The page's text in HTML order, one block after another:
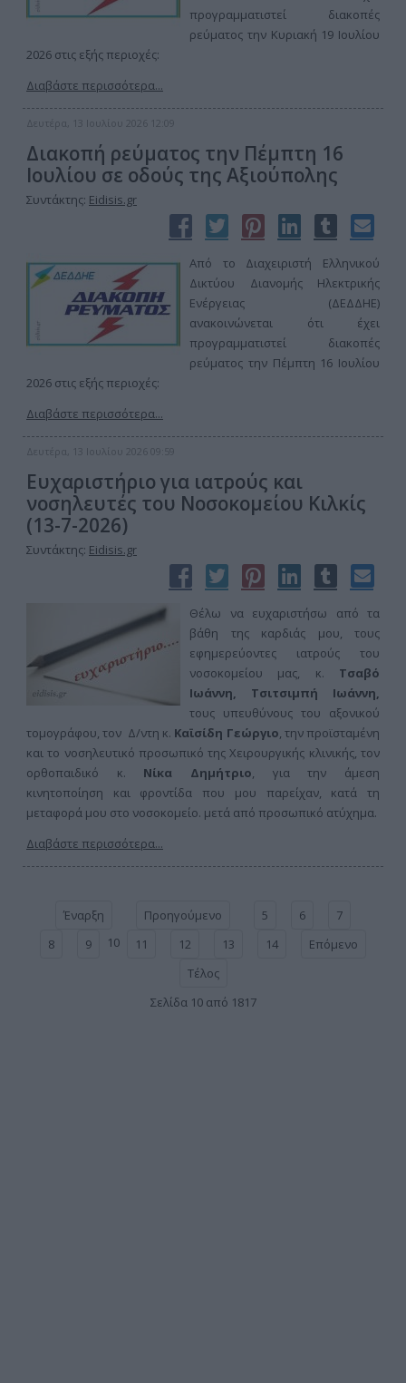
προγραμματιστεί διακοπές
ρεύματος την Κυριακή 19 Ιουλίου
2026 στις εξής περιοχές:
Διαβάστε περισσότερα...
Δευτέρα, 13 Ιουλίου 2026 12:09
Διακοπή ρεύματος την Πέμπτη 16
Ιουλίου σε οδούς της Αξιούπολης
Συντάκτης: Eidisis.gr
Από το Διαχειριστή Ελληνικού
Δικτύου Διανομής Ηλεκτρικής
Ενέργειας (ΔΕΔΔΗΕ)
ανακοινώνεται ότι έχει
προγραμματιστεί διακοπές
ρεύματος την Πέμπτη 16 Ιουλίου
2026 στις εξής περιοχές:
Διαβάστε περισσότερα...
Δευτέρα, 13 Ιουλίου 2026 09:59
Ευχαριστήριο για ιατρούς και
νοσηλευτές του Νοσοκομείου Κιλκίς
(13-7-2026)
Συντάκτης: Eidisis.gr
Θέλω να ευχαριστήσω από τα
βάθη της καρδιάς μου, τους
εφημερεύοντες ιατρούς του
νοσοκομείου μας, κ. Τσαβό
Ιωάννη, Τσιτσιμπή Ιωάννη,
τους υπευθύνους του αξονικού
τομογράφου, τον Δ/ντη κ. Καϊσίδη Γεώργιο, την προϊσταμένη
και το νοσηλευτικό προσωπικό της Χειρουργικής κλινικής, τον
ορθοπαιδικό κ. Νίκα Δημήτριο, για την άμεση
κινητοποίηση και φροντίδα που μου παρείχαν, κατά τη
μεταφορά μου στο νοσοκομείο. μετά από προσωπικό ατύχημα.
Διαβάστε περισσότερα...
Έναρξη Προηγούμενο 5 6
7
8
9 10 11 12 13 14
Επόμενο
Τέλος
Σελίδα 10 από 1817